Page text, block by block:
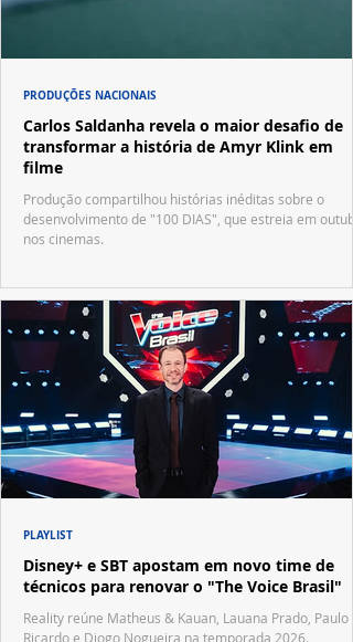
Carlos Saldanha revela o maior desafio de
transformar a história de Amyr Klink em
filme
Produção compartilhou histórias inéditas sobre o
desenvolvimento de "100 DIAS", que estreia em
nos cinemas.
PRODUÇÕES NACIONAIS
Disney+ e SBT apostam em novo time de
técnicos para renovar o "The Voice Brasil"
Reality reúne Matheus & Kauan, Lauana Prado, Paulo
Ricardo e Diogo Nogueira na temporada 2026.
PLAYLIST